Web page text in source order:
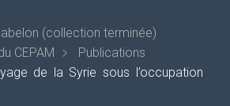
(collection terminée)
CEPAM
Publications
de la Syrie sous l’occupation